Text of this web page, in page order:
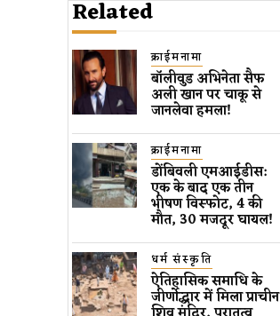
Related
क्राईमनामा
बॉलीवुड​ अभिनेता सैफ
अली खान पर चाकू से ​
जानलेवा हमला​!
क्राईमनामा
डोंबिवली एमआईडीस:
एक के बाद एक तीन
भीषण विस्फोट, 4 की
मौत, 30 मजदूर घायल!
धर्म संस्कृति
ऐतिहासिक समाधि के
जीर्णोद्धार में मिला प्राचीन